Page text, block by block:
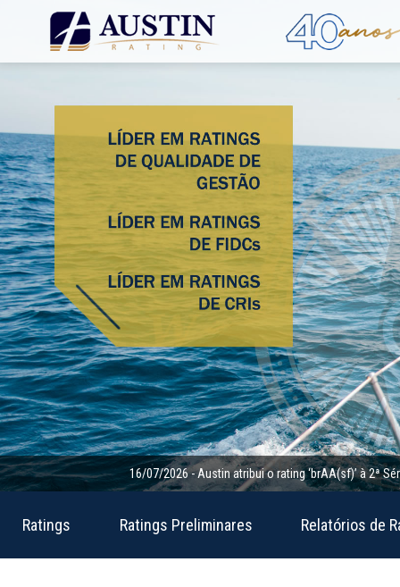
16/07/2026 - Austin atribui o rating ‘brAA(sf)’ à 2ª Série de
Ratings Ratings Preliminares Relatórios de